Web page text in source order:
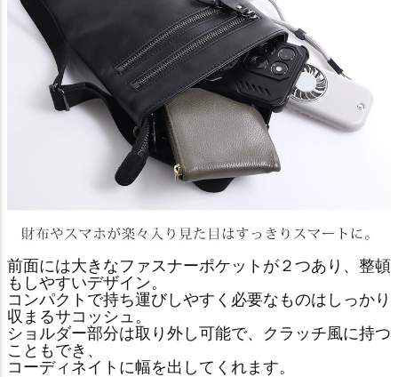
前面には大きなファスナーポケットが２つあり、整頓
もしやすいデザイン。
コンパクトで持ち運びしやすく必要なものはしっかり
収まるサコッシュ。
ショルダー部分は取り外し可能で、クラッチ風に持つ
こともでき、
コーディネイトに幅を出してくれます。